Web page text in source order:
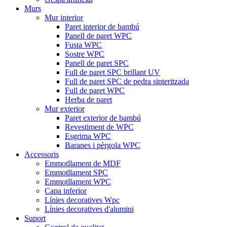
Murs
Mur interior
Paret interior de bambú
Panell de paret WPC
Fusta WPC
Sostre WPC
Panell de paret SPC
Full de paret SPC brillant UV
Full de paret SPC de pedra sinteritzada
Full de paret WPC
Herba de paret
Mur exterior
Paret exterior de bambú
Revestiment de WPC
Esgrima WPC
Baranes i pèrgola WPC
Accessoris
Emmotllament de MDF
Emmotllament SPC
Emmotllament WPC
Capa inferior
Línies decoratives Wpc
Línies decoratives d'alumini
Suport